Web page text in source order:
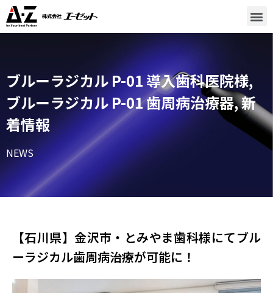
ブルーラジカル P-01 導入歯科医院様,
ブルーラジカル P-01 歯周病治療器,新
着情報
NEWS
【石川県】金沢市・とみやま歯科様にてブル
ーラジカル歯周病治療が可能に！